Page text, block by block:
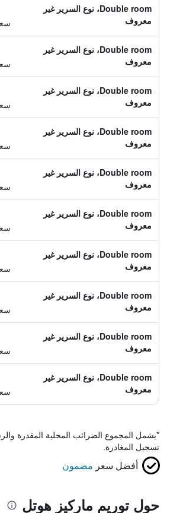
Double room، نوع السرير غير
معروف
Double room، نوع السرير غير
معروف
Double room، نوع السرير غير
معروف
Double room، نوع السرير غير
معروف
Double room، نوع السرير غير
معروف
Double room، نوع السرير غير
معروف
Double room، نوع السرير غير
معروف
Double room، نوع السرير غير
معروف
Double room، نوع السرير غير
معروف
Double room، نوع السرير غير
معروف
*يشمل المجموع الضرائب المحلية المقدرة
تسجيل المغادرة.
أفضل سعر مضمون
حول توريم ماركيز هوتل